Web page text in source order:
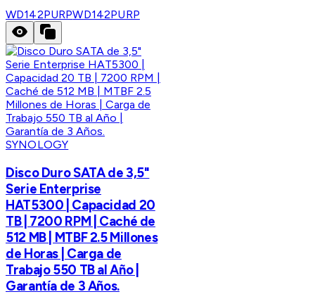
WD142PURPWD142PURP
SYNOLOGY
Disco Duro SATA de 3,5"
Serie Enterprise
HAT5300 | Capacidad 20
TB | 7200 RPM | Caché de
512 MB | MTBF 2.5 Millones
de Horas | Carga de
Trabajo 550 TB al Año |
Garantía de 3 Años.